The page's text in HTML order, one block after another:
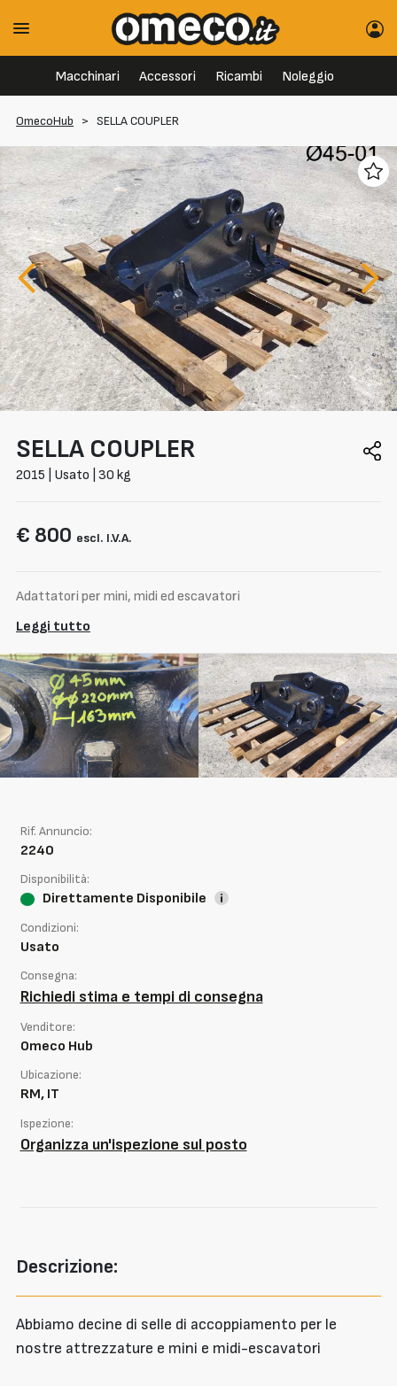
Macchinari Accessori Ricambi Noleggio
OmecoHub > SELLA COUPLER
Descrizione:
Abbiamo decine di selle di accoppiamento per le
nostre attrezzature e mini e midi-escavatori
SELLA COUPLER
2015 | Usato | 30 kg
€ 800 escl. I.V.A.
Adattatori per mini, midi ed escavatori
Leggi tutto
Rif. Annuncio:
2240
Disponibilità:
Direttamente Disponibile
Condizioni:
Usato
Consegna:
Richiedi stima e tempi di consegna
Venditore:
Omeco Hub
Ubicazione:
RM, IT
Ispezione:
Organizza un'ispezione sul posto